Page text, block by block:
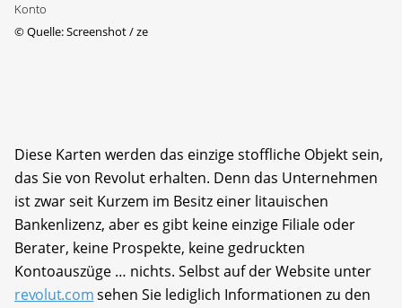
Konto
©Quelle: Screenshot / ze
Diese Karten werden das einzige stoffliche Objekt sein,
das Sie von Revolut erhalten. Denn das Unternehmen
ist zwar seit Kurzem im Besitz einer litauischen
Bankenlizenz, aber es gibt keine einzige Filiale oder
Berater, keine Prospekte, keine gedruckten
Kontoauszüge … nichts. Selbst auf der Website unter
revolut.comsehen Sie lediglich Informationen zu den